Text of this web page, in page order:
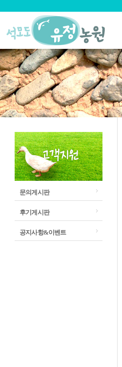
문의게시판
후기게시판
공지사항&이벤트